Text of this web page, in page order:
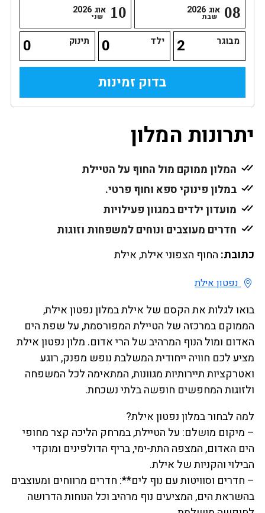
08 אוג 2026
שבת 10 אוג 2026
שני
מבוגר ילד תינוק
יתרונות המלון
המלון ממוקם מול החוף על הטיילת
במלון פינוקי ספא וחוף פרטי.
מועדון ילדים במגוון פעילויות
חדרים מעוצבים ונוחים למשפחות וזוגות
כתובת: החוף הצפוני אילת, אילת
נפטון אילת
בואו לגלות את הקסם של אילת במלון נפטון אילת,
הממוקם במרכזה של הטיילת המפורסמת, על שפת הים
האדום ומול הנוף המרהיב של הרי אדום. מלון נפטון אילת
מציע לכם חוויה ייחודית המשלבת נופש מפנק, רוגע
ואטרקציות תיירותיות מגוונות, המתאימה לכל המשפחה
ולזוגות המחפשים חופשה בלתי נשכחת.
למה לבחור במלון נפטון אילת?
– מיקום מושלם: על הטיילת, במרחק הליכה קצר מחופי
הים האדום, המצפה התת-ימי, בריף הדולפינים ומוקדי
הבילוי והקניות של אילת.
– חדרים וסוויטות עם נוף לים**: חדרים מרווחים ומעוצבים
בהשראת הים, המציעים נוף מרהיב וכל הנוחות הדרושה